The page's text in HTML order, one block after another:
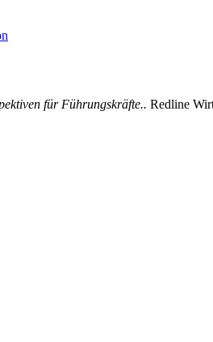
für Führungskräfte.. Redline